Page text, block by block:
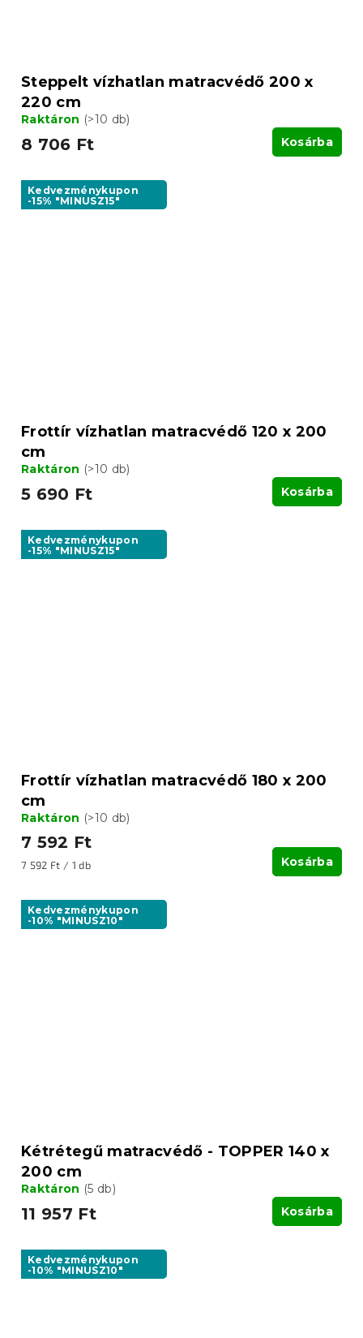
Steppelt vízhatlan matracvédő 200 x
220 cm
Raktáron (>10 db)
8 706 Ft Kosárba
Kedvezménykupon
-15% "MINUSZ15"
Frottír vízhatlan matracvédő 120 x 200
cm
Raktáron (>10 db)
5 690 Ft Kosárba
Kedvezménykupon
-15% "MINUSZ15"
Frottír vízhatlan matracvédő 180 x 200
cm
Raktáron (>10 db)
7 592 Ft
Egységár:
7 592 Ft / 1 db Kosárba
Kedvezménykupon
-10% "MINUSZ10"
Kétrétegű matracvédő - TOPPER 140 x
200 cm
Raktáron (5 db)
11 957 Ft Kosárba
Kedvezménykupon
-10% "MINUSZ10"